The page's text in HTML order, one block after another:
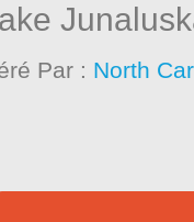
Par : North